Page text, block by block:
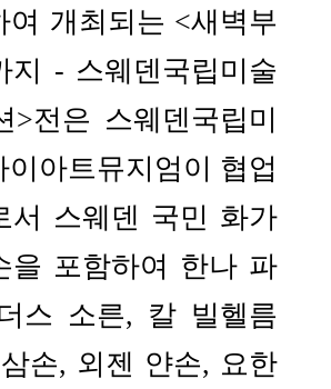
여 개최되는 <새벽부
지 - 스웨덴국립미술
>전은 스웨덴국립미
이아트뮤지엄이 협업
서 스웨덴 국민 화가
을 포함하여 한나 파
스 소른, 칼 빌헬름
손, 외젠 얀손, 요한